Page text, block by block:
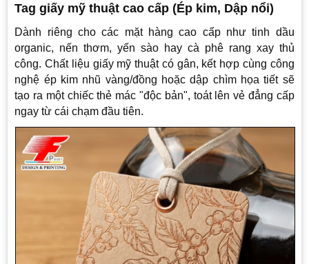
Tag giấy mỹ thuật cao cấp (Ép kim, Dập nổi)
Dành riêng cho các mặt hàng cao cấp như tinh dầu
organic, nến thơm, yến sào hay cà phê rang xay thủ
công. Chất liệu giấy mỹ thuật có gân, kết hợp cùng công
nghệ ép kim nhũ vàng/đồng hoặc dập chìm họa tiết sẽ
tạo ra một chiếc thẻ mác "độc bản", toát lên vẻ đẳng cấp
ngay từ cái chạm đầu tiên.